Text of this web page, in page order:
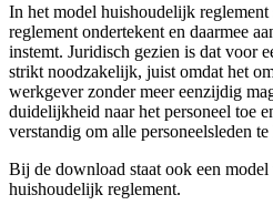
In het model huishoudelijk reglement
reglement ondertekent en daarmee
instemt. Juridisch gezien is dat voor
strikt noodzakelijk, juist omdat het
werkgever zonder meer eenzijdig
duidelijkheid naar het personeel toe
verstandig om alle personeelsleden
Bij de download staat ook een
huishoudelijk reglement.